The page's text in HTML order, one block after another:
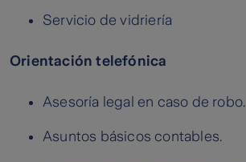
Servicio de vidriería
Orientación telefónica
Asesoría legal en caso de robo.
Asuntos básicos contables.